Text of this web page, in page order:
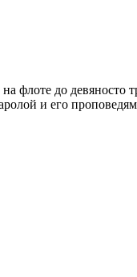
флоте до девяносто
и его